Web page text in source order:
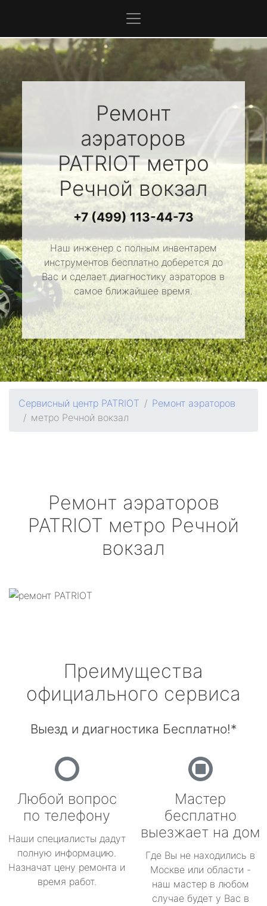
Ремонт
аэраторов
PATRIOTметро
Речной вокзал
+7 (499) 113-44-73
Наш инженер с полным инвентарем
инструментов бесплатно доберется до
Вас и сделает диагностику аэраторов в
самое ближайшее время.
Сервисный центр PATRIOT
Ремонт аэраторов
метро Речной вокзал
Ремонт аэраторов
PATRIOT метро Речной
вокзал
Преимущества
официального сервиса
Выезд и диагностика Бесплатно!*
Любой вопрос
по телефону
Наши специалисты дадут
полную информацию.
Назначат цену ремонта и
время работ.
Мастер
бесплатно
выезжает на дом
Где Вы не находились в
Москве или области -
наш мастер в любом
случае будет у Вас в